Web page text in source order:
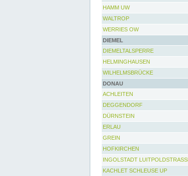
HAMM UW
WALTROP
WERRIES OW
DIEMEL
DIEMELTALSPERRE
HELMINGHAUSEN
WILHELMSBRÜCKE
DONAU
ACHLEITEN
DEGGENDORF
DÜRNSTEIN
ERLAU
GREIN
HOFKIRCHEN
INGOLSTADT
KACHLET SCHLEUSE UP